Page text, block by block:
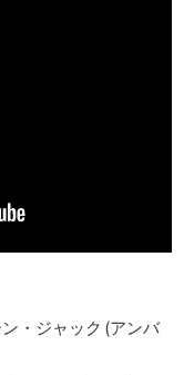
・ジャック (アンバ